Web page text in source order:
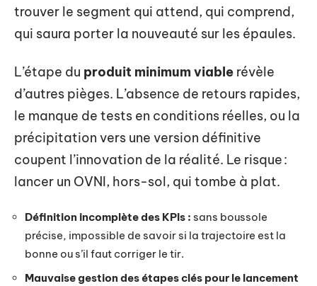
trouver le segment qui attend, qui comprend,
qui saura porter la nouveauté sur les épaules.
L’étape du produit minimum viable révèle
d’autres pièges. L’absence de retours rapides,
le manque de tests en conditions réelles, ou la
précipitation vers une version définitive
coupent l’innovation de la réalité. Le risque :
lancer un OVNI, hors-sol, qui tombe à plat.
Définition incomplète des KPIs : sans boussole
précise, impossible de savoir si la trajectoire est la
bonne ou s’il faut corriger le tir.
Mauvaise gestion des étapes clés pour le lancement